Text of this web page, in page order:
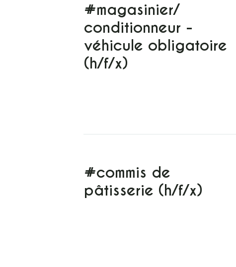
#magasinier/
conditionneur -
véhicule obligatoire
(h/f/x)
#commis de
pâtisserie (h/f/x)